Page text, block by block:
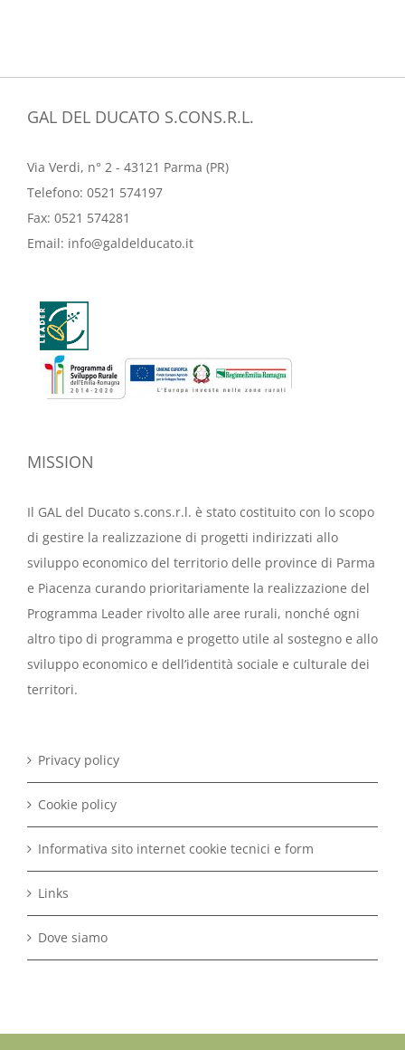
GAL DEL DUCATO S.CONS.R.L.
Via Verdi, n° 2 - 43121 Parma (PR)
Telefono: 0521 574197
Fax: 0521 574281
Email: info@galdelducato.it
MISSION
Il GAL del Ducato s.cons.r.l. è stato costituito con lo scopo
di gestire la realizzazione di progetti indirizzati allo
sviluppo economico del territorio delle province di Parma
e Piacenza curando prioritariamente la realizzazione del
Programma Leader rivolto alle aree rurali, nonché ogni
altro tipo di programma e progetto utile al sostegno e allo
sviluppo economico e dell’identità sociale e culturale dei
territori.
Privacy policy
Cookie policy
Informativa sito internet cookie tecnici e form
Links
Dove siamo